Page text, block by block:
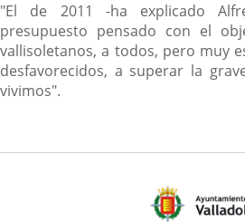
"El de 2011 -ha explicado
presupuesto pensado con el
vallisoletanos, a todos, pero muy
desfavorecidos, a superar la
vivimos".